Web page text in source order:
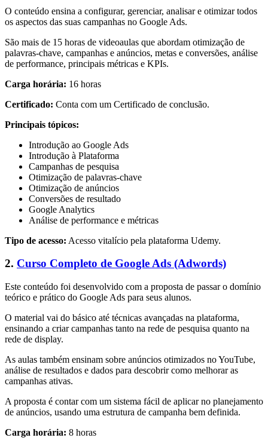
O conteúdo ensina a configurar, gerenciar, analisar e otimizar todos
os aspectos das suas campanhas no Google Ads.
São mais de 15 horas de videoaulas que abordam otimização de
palavras-chave, campanhas e anúncios, metas e conversões, análise
de performance, principais métricas e KPIs.
Carga horária: 16 horas
Certificado: Conta com um Certificado de conclusão.
Principais tópicos:
Introdução ao Google Ads
Introdução à Plataforma
Campanhas de pesquisa
Otimização de palavras-chave
Otimização de anúncios
Conversões de resultado
Google Analytics
Análise de performance e métricas
Tipo de acesso: Acesso vitalício pela plataforma Udemy.
2. Curso Completo de Google Ads (Adwords)
Este conteúdo foi desenvolvido com a proposta de passar o domínio
teórico e prático do Google Ads para seus alunos.
O material vai do básico até técnicas avançadas na plataforma,
ensinando a criar campanhas tanto na rede de pesquisa quanto na
rede de display.
As aulas também ensinam sobre anúncios otimizados no YouTube,
análise de resultados e dados para descobrir como melhorar as
campanhas ativas.
A proposta é contar com um sistema fácil de aplicar no planejamento
de anúncios, usando uma estrutura de campanha bem definida.
Carga horária: 8 horas